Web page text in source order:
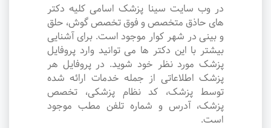
در وب سایت سینا پزشک اسامی کلیه دکتر
های حاذق متخصص و فوق تخصص گوش، حلق
و بینی در شهر کوار موجود است. برای آشنایی
بیشتر با این دکتر ها می توانید وارد پروفایل
پزشک مورد نظر خود شوید. در پروفایل هر
پزشک اطلاعاتی از جمله خدمات ارائه شده
توسط پزشک، کد نظام پزشکی، تخصص
پزشک، آدرس و شماره تلفن مطب موجود
است.